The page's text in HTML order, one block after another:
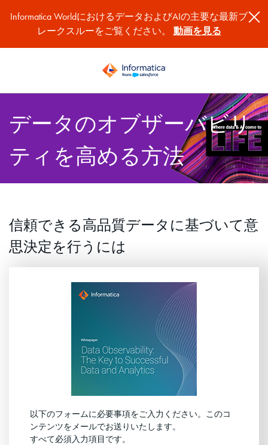
Informatica WorldにおけるデータおよびAIの主要な最新ブ
レークスルーをご覧ください。 動画を見る
データのオブザーバビリ
ティを高める方法
信頼できる高品質データに基づいて意
思決定を行うには
以下のフォームに必要事項をご入力ください。このコ
ンテンツをメールでお送りいたします。
すべて必須入力項目です。